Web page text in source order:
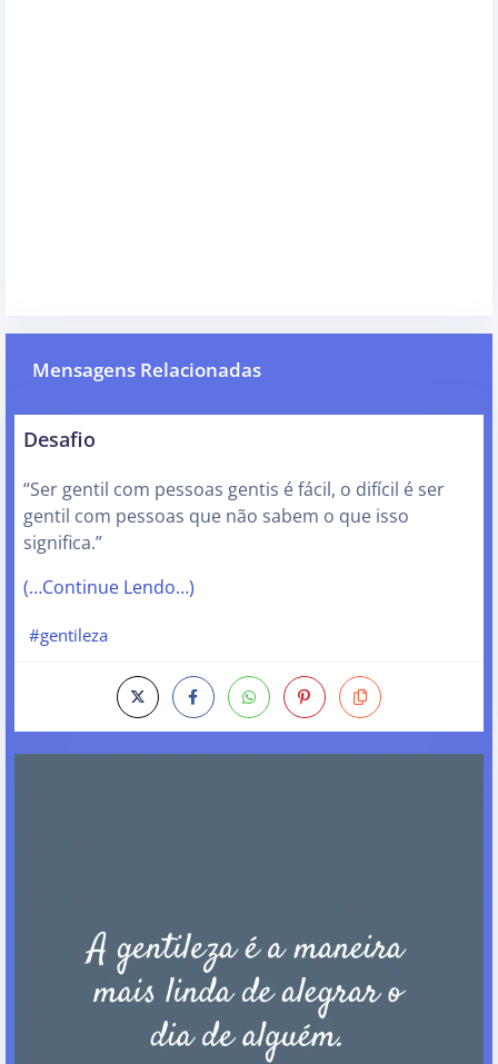
Mensagens Relacionadas
Desafio
“Ser gentil com pessoas gentis é fácil, o difícil é ser
gentil com pessoas que não sabem o que isso
significa.”
(…Continue Lendo…)
#gentileza